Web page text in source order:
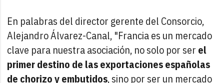
En palabras del director gerente del Consorcio,
Alejandro Álvarez-Canal, "Francia es un mercado
clave para nuestra asociación, no solo por ser el
primer destino de las exportaciones españolas
de chorizo y embutidos, sino por ser un mercado